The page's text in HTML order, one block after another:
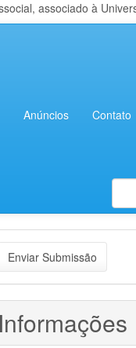
associado à
Anúncios Contato
Enviar Submissão